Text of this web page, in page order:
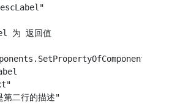
为 返回值
二行的描述"